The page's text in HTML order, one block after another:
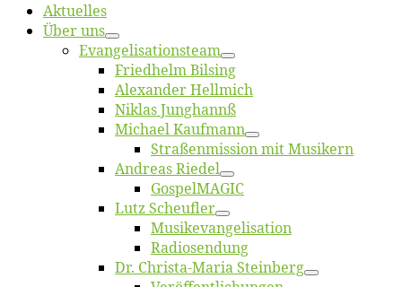
Ak­tu­el­les
Über uns
Evangelisa­tions­team
Fried­helm Bilsing
Alex­an­der Hellmich
Ni­klas Junghannß
Mi­cha­el Kaufmann
Straßenmis­sion mit Musikern
An­dre­as Riedel
Gos­pel­MA­GIC
Lutz Scheuf­ler
Musikevan­ge­li­sa­tion
Ra­dio­sen­dung
Dr. Chris­­ta-Ma­ria Steinberg